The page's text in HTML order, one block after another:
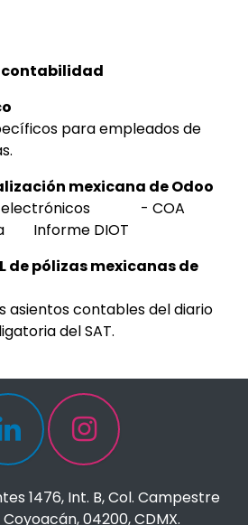
contabilidad
para empleados de
mexicana de Odoo
electrónicos - COA
Informe DIOT
de pólizas mexicanas de
asientos contables del diario
del SAT.
1476, Int. B, Col. Campestre
04200, CDMX.